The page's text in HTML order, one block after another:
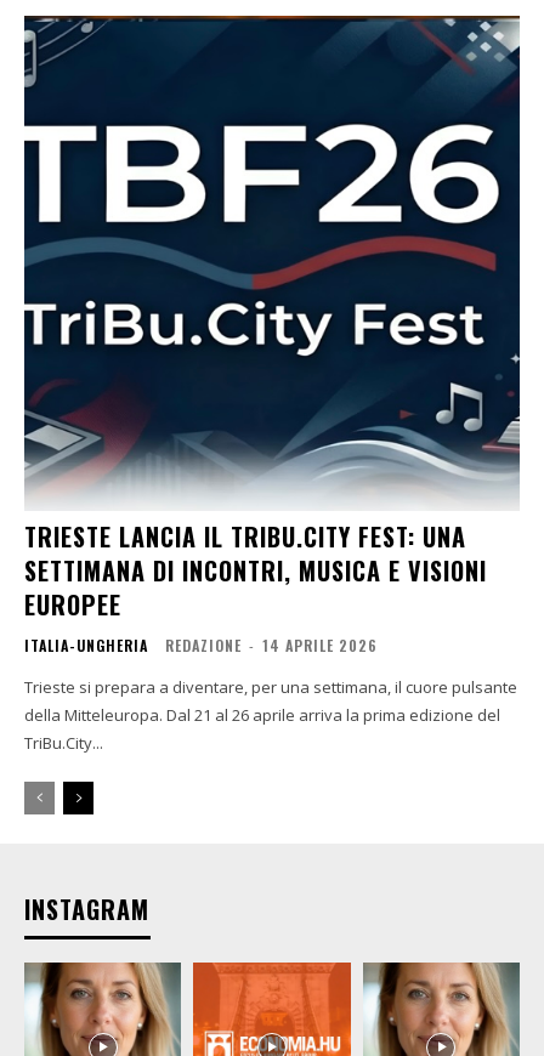
TRIESTE LANCIA IL TRIBU.CITY FEST: UNA
SETTIMANA DI INCONTRI, MUSICA E VISIONI
EUROPEE
ITALIA-UNGHERIA REDAZIONE - 14 APRILE 2026
Trieste si prepara a diventare, per una settimana, il cuore pulsante
della Mitteleuropa. Dal 21 al 26 aprile arriva la prima edizione del
TriBu.City...
INSTAGRAM